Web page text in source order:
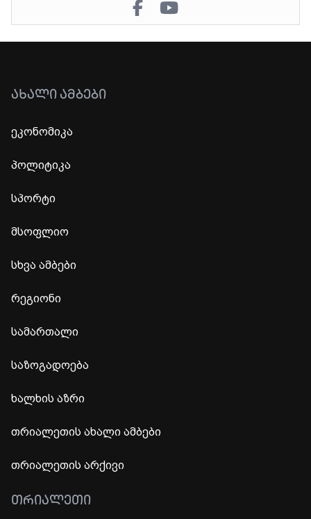
ᲐᲮᲐᲚᲘ ᲐᲛᲑᲔᲑᲘ
ეკონომიკა
პოლიტიკა
სპორტი
მსოფლიო
სხვა ამბები
რეგიონი
სამართალი
საზოგადოება
ხალხის აზრი
თრიალეთის ახალი ამბები
თრიალეთის არქივი
ᲗᲠᲘᲐᲚᲔᲗᲘ